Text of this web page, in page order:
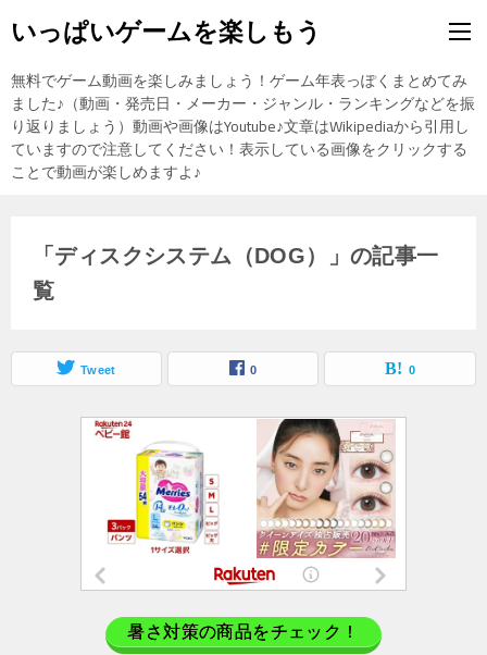
いっぱいゲームを楽しもう
無料でゲーム動画を楽しみましょう！ゲーム年表っぽくまとめてみ
ました♪（動画・発売日・メーカー・ジャンル・ランキングなどを振
り返りましょう）動画や画像はYoutube♪文章はWikipediaから引用し
ていますので注意してください！表示している画像をクリックする
ことで動画が楽しめますよ♪
「ディスクシステム（DOG）」の記事一
覧
Tweet 0 0
暑さ対策の商品をチェック！